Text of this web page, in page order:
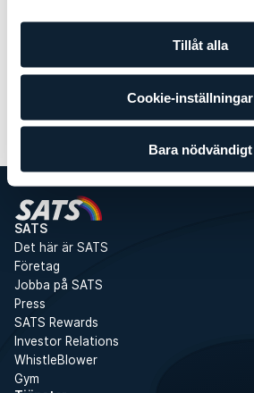
Tillåt alla
Cookie-inställningar
Bara nödvändigt
Gyminformation
SATS
Det här är SATS
Företag
Jobba på SATS
Press
SATS Rewards
Investor Relations
WhistleBlower
Gym